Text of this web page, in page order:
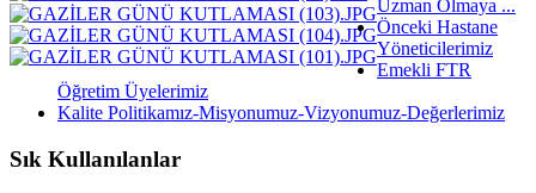
Uzman Olmaya ...
Önceki Hastane
Yöneticilerimiz
Emekli FTR
Öğretim Üyelerimiz
Kalite Politikamız-Misyonumuz-Vizyonumuz-Değerlerimiz
Sık Kullanılanlar